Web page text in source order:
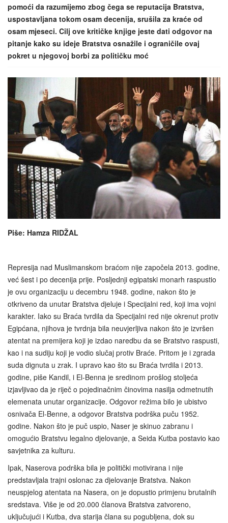
pomoći da razumijemo zbog čega se reputacija Bratstva,
uspostavljana tokom osam decenija, srušila za kraće od
osam mjeseci. Cilj ove kritičke knjige jeste dati odgovor na
pitanje kako su ideje Bratstva osnažile i ograničile ovaj
pokret u njegovoj borbi za političku moć
Piše: Hamza RIDŽAL
Represija nad Muslimanskom braćom nije započela 2013. godine,
već šest i po decenija prije. Posljednji egipatski monarh raspustio
je ovu organizaciju u decembru 1948. godine, nakon što je
otkriveno da unutar Bratstva djeluje i Specijalni red, koji ima vojni
karakter. Iako su Braća tvrdila da Specijalni red nije okrenut protiv
Egipćana, njihova je tvrdnja bila neuvjerljiva nakon što je izvršen
atentat na premijera koji je izdao naredbu da se Bratstvo raspusti,
kao i na sudiju koji je vodio slučaj protiv Braće. Pritom je i zgrada
suda dignuta u zrak. I upravo kao što su Braća tvrdila i 2013.
godine, piše Kandil, i El-Benna je sredinom prošlog stoljeća
izjavljivao da je riječ o pojedinačnim činovima nasilja odmetnutih
elemenata unutar organizacije. Odgovor režima bilo je ubistvo
osnivača El-Benne, a odgovor Bratstva podrška puču 1952.
godine. Nakon što je puč uspio, Naser je skinuo zabranu i
omogućio Bratstvu legalno djelovanje, a Seida Kutba postavio kao
savjetnika za kulturu.
Ipak, Naserova podrška bila je politički motivirana i nije
predstavljala trajni oslonac za djelovanje Bratstva. Nakon
neuspjelog atentata na Nasera, on je dopustio primjenu brutalnih
sredstava. Više je od 20.000 članova Bratstva zatvoreno,
uključujući i Kutba, dva starija člana su pogubljena, dok su